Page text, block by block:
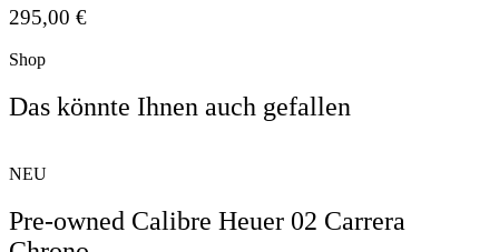
295,00 €
Shop
Das könnte Ihnen auch gefallen
NEU
Pre-owned Calibre Heuer 02 Carrera